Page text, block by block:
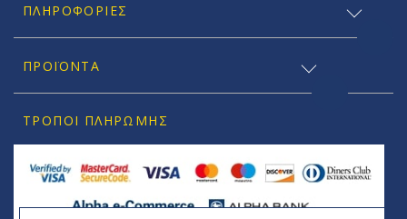
ΠΛΗΡΟΦΟΡΊΕΣ
ΠΡΟΪΟΝΤΑ
ΤΡΌΠΟΙ ΠΛΗΡΩΜΉΣ